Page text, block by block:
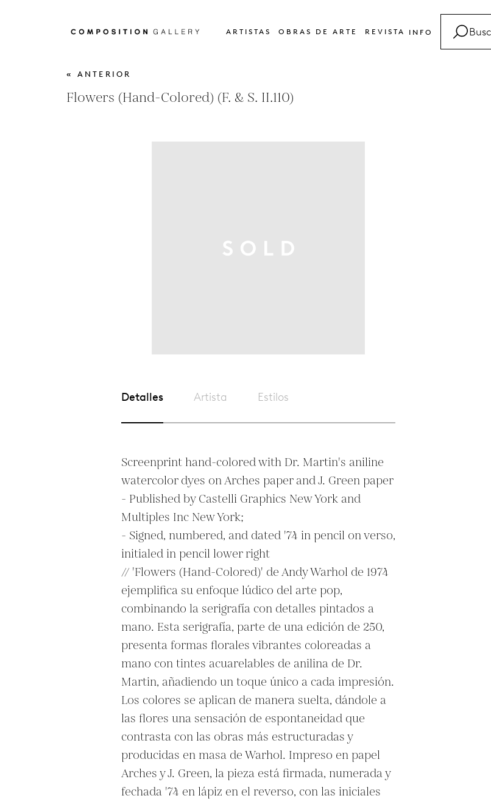
ARTISTAS OBRAS DE ARTE REVISTA INFO
« ANTERIOR
Flowers (Hand-Colored) (F. & S. II.110)
Detalles Artista Estilos
Screenprint hand-colored with Dr. Martin's aniline
watercolor dyes on Arches paper and J. Green paper
- Published by Castelli Graphics New York and
Multiples Inc New York;
- Signed, numbered, and dated '74 in pencil on verso,
initialed in pencil lower right
// 'Flowers (Hand-Colored)' de Andy Warhol de 1974
ejemplifica su enfoque lúdico del arte pop,
combinando la serigrafía con detalles pintados a
mano. Esta serigrafía, parte de una edición de 250,
presenta formas florales vibrantes coloreadas a
mano con tintes acuarelables de anilina de Dr.
Martin, añadiendo un toque único a cada impresión.
Los colores se aplican de manera suelta, dándole a
las flores una sensación de espontaneidad que
contrasta con las obras más estructuradas y
producidas en masa de Warhol. Impreso en papel
Arches y J. Green, la pieza está firmada, numerada y
fechada '74 en lápiz en el reverso, con las iniciales